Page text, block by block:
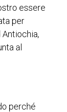
essere
per
Antiochia,
al
perché